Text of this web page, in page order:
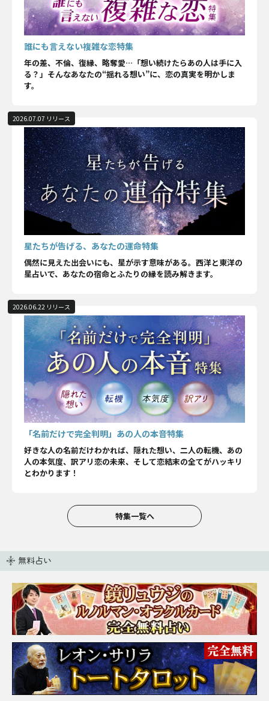
誰にも言えない複雑な恋特集
年の差、不倫、復縁、略奪愛…「想い続けたらあの人は手に入
る？」そんなあなたの“揺れる想い”に、恋の真実を明かしま
す。
2026.07.07 リリース
星たちが告げる、あなたの運命特集
偶然に見えた出会いにも、星が示す意味がある。西洋と東洋の
星占いで、あなたの宿命とふたりの縁を読み解きます。
2026.06.22 リリース
「名前だけで完全判明」あの人の本音特集
好きな人の名前だけわかれば、隠れた想い、二人の転機、あの
人の本気度、訳アリ恋の未来、そして恋結末の全てがハッキリ
とわかります！
特集一覧へ
無料占い